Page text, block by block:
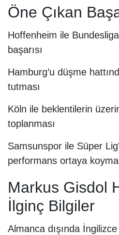
Öne Çıkan
Hoffenheim ile
başarısı
Hamburg’u düşme
tutması
Köln ile beklentilerin
toplanması
Samsunspor ile Süper
performans ortaya
Markus Gisdol
İlginç Bilgiler
Almanca dışında